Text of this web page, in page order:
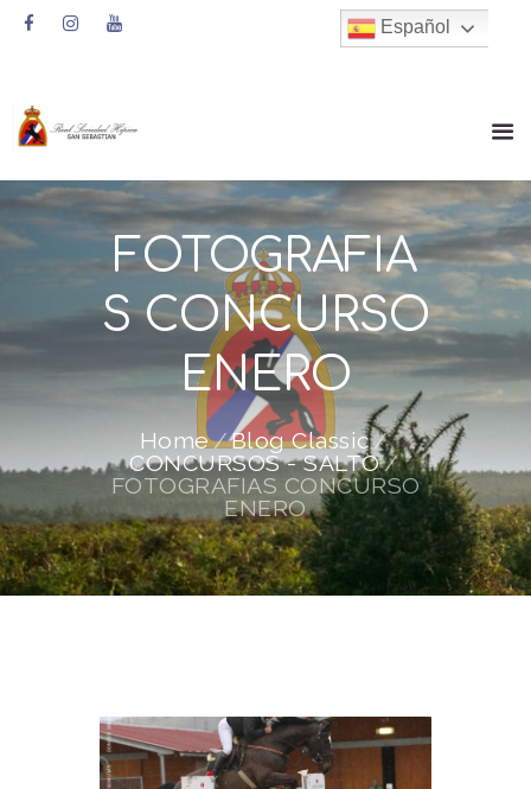
FOTOGRAFIA
S CONCURSO
ENERO
Home
Blog Classic
CONCURSOS - SALTO
FOTOGRAFIAS CONCURSO
ENERO
Español